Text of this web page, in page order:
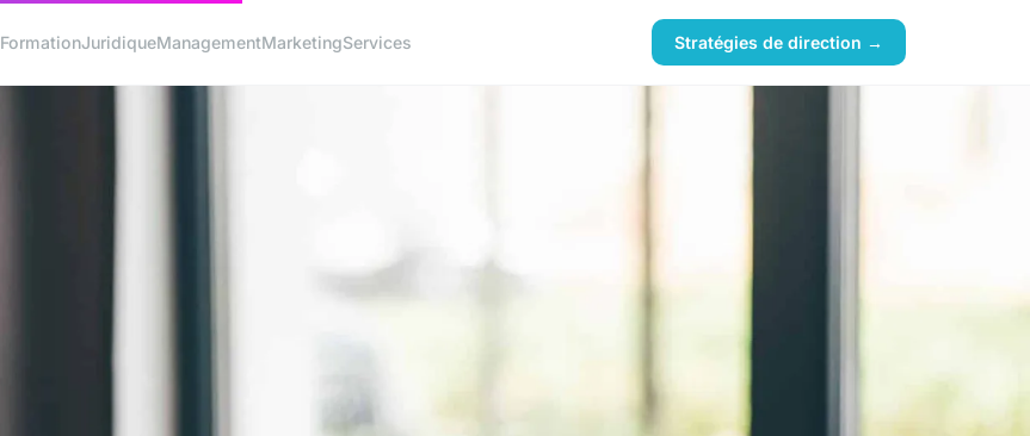
FormationJuridiqueManagementMarketingServices Stratégies de direction →